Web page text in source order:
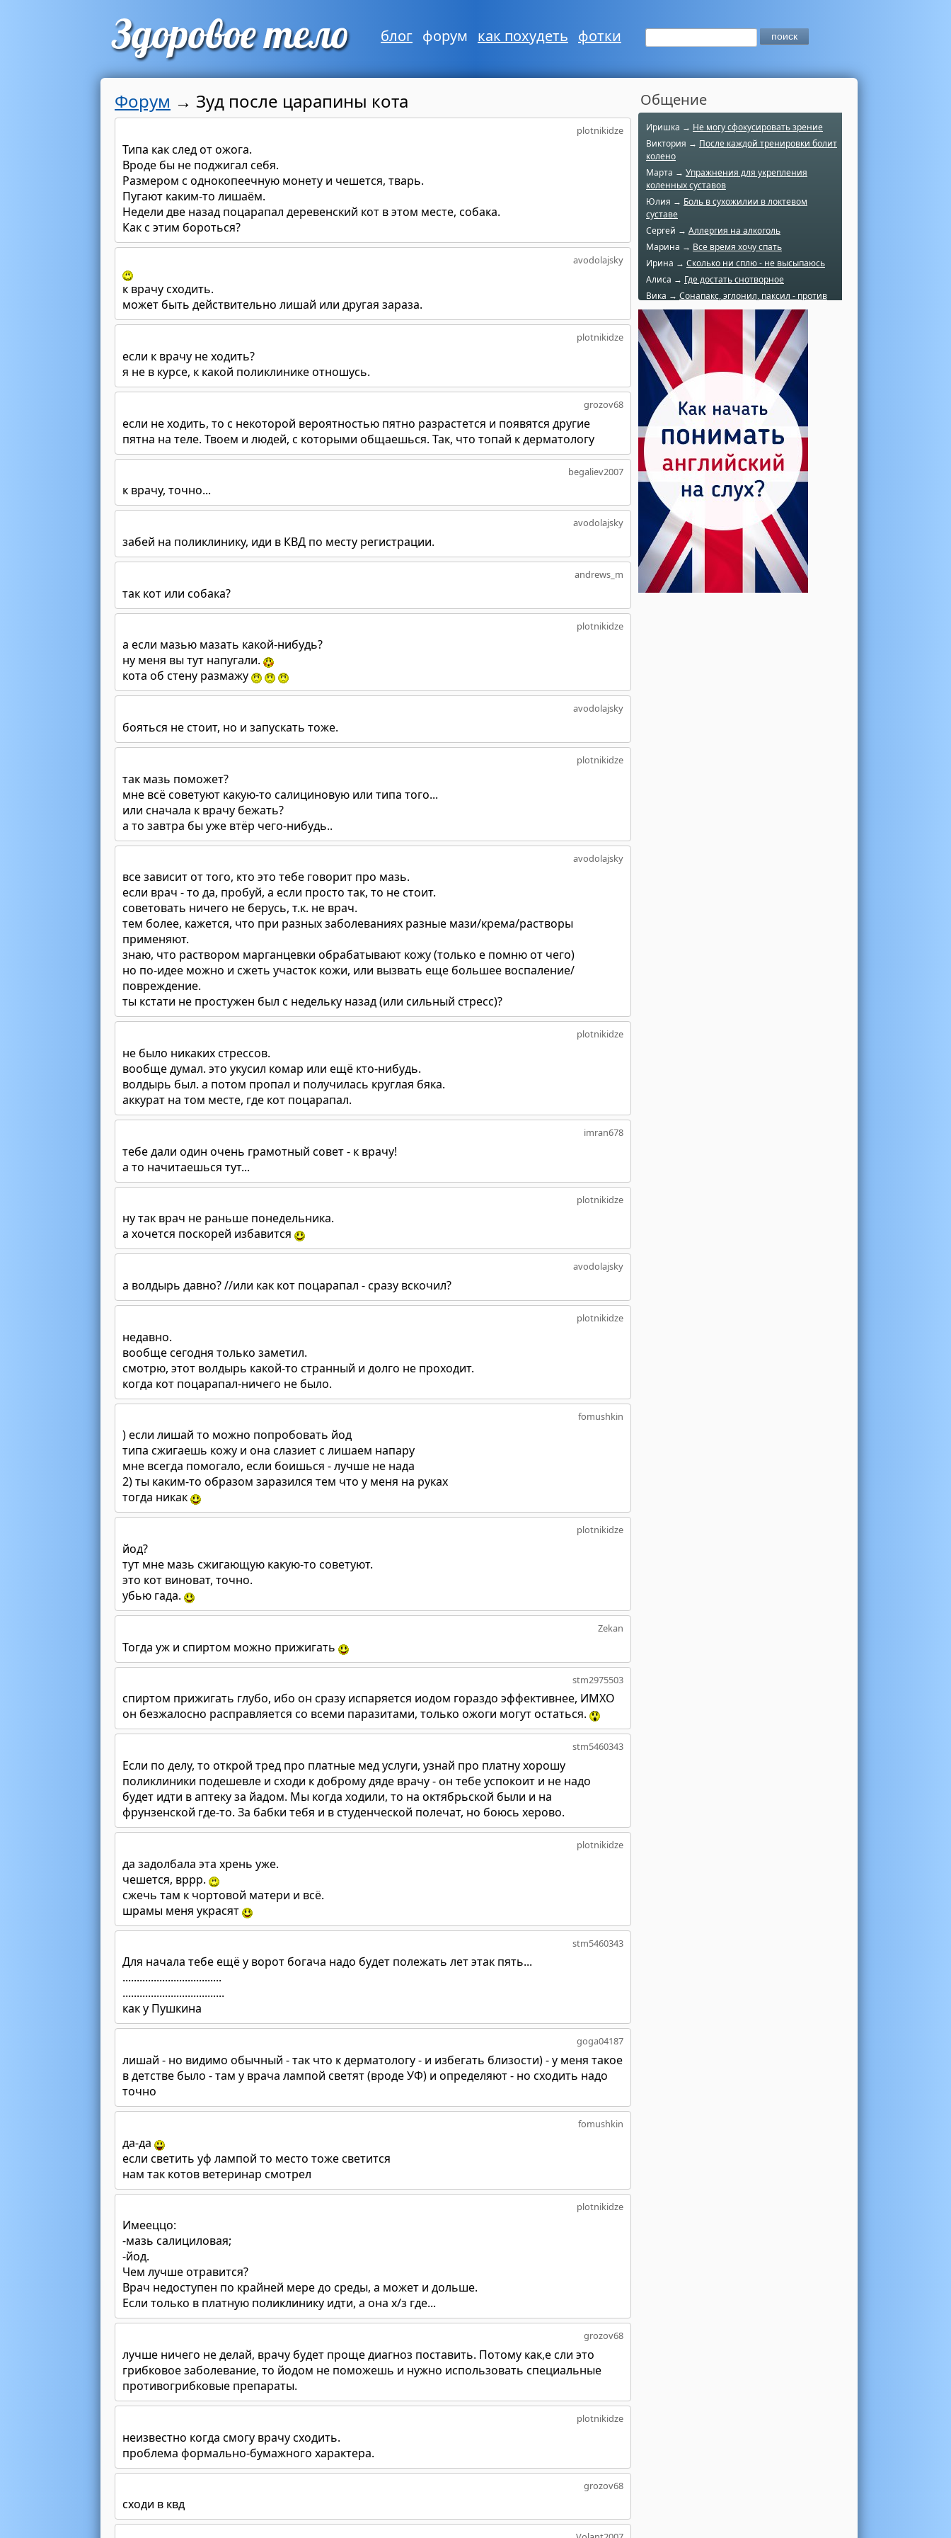
блог форум как похудеть фотки
Форум → Зуд после царапины кота
plotnikidze
Типа как след от ожога.
Вроде бы не поджигал себя.
Размером с однокопеечную монету и чешется, тварь.
Пугают каким-то лишаём.
Недели две назад поцарапал деревенский кот в этом месте, собака.
Как с этим бороться?
avodolajsky
к врачу сходить.
может быть действительно лишай или другая зараза.
plotnikidze
если к врачу не ходить?
я не в курсе, к какой поликлинике отношусь.
grozov68
если не ходить, то с некоторой вероятностью пятно разрастется и появятся другие
пятна на теле. Твоем и людей, с которыми общаешься. Так, что топай к дерматологу
begaliev2007
к врачу, точно...
avodolajsky
забей на поликлинику, иди в КВД по месту регистрации.
andrews_m
так кот или собака?
plotnikidze
а если мазью мазать какой-нибудь?
ну меня вы тут напугали.
кота об стену размажу
avodolajsky
бояться не стоит, но и запускать тоже.
plotnikidze
так мазь поможет?
мне всё советуют какую-то салициновую или типа того...
или сначала к врачу бежать?
а то завтра бы уже втёр чего-нибудь..
avodolajsky
все зависит от того, кто это тебе говорит про мазь.
если врач - то да, пробуй, а если просто так, то не стоит.
советовать ничего не берусь, т.к. не врач.
тем более, кажется, что при разных заболеваниях разные мази/крема/растворы
применяют.
знаю, что раствором марганцевки обрабатывают кожу (только е помню от чего)
но по-идее можно и сжеть участок кожи, или вызвать еще большее воспаление/
повреждение.
ты кстати не простужен был с недельку назад (или сильный стресс)?
plotnikidze
не было никаких стрессов.
вообще думал. это укусил комар или ещё кто-нибудь.
волдырь был. а потом пропал и получилась круглая бяка.
аккурат на том месте, где кот поцарапал.
imran678
тебе дали один очень грамотный совет - к врачу!
а то начитаешься тут...
plotnikidze
ну так врач не раньше понедельника.
а хочется поскорей избавится
avodolajsky
а волдырь давно? //или как кот поцарапал - сразу вскочил?
plotnikidze
недавно.
вообще сегодня только заметил.
смотрю, этот волдырь какой-то странный и долго не проходит.
когда кот поцарапал-ничего не было.
fomushkin
) если лишай то можно попробовать йод
типа сжигаешь кожу и она слазиет с лишаем напару
мне всегда помогало, если боишься - лучше не нада
2) ты каким-то образом заразился тем что у меня на руках
тогда никак
plotnikidze
йод?
тут мне мазь сжигающую какую-то советуют.
это кот виноват, точно.
убью гада.
Zekan
Тогда уж и спиртом можно прижигать
stm2975503
спиртом прижигать глубо, ибо он сразу испаряется иодом гораздо эффективнее, ИМХО
он безжалосно расправляется со всеми паразитами, только ожоги могут остаться.
stm5460343
Если по делу, то открой тред про платные мед услуги, узнай про платну хорошу
поликлиники подешевле и сходи к доброму дяде врачу - он тебе успокоит и не надо
будет идти в аптеку за йадом. Мы когда ходили, то на октябрьской были и на
фрунзенской где-то. За бабки тебя и в студенческой полечат, но боюсь херово.
plotnikidze
да задолбала эта хрень уже.
чешется, вррр.
сжечь там к чортовой матери и всё.
шрамы меня украсят
stm5460343
Для начала тебе ещё у ворот богача надо будет полежать лет этак пять...
...................................
....................................
как у Пушкина
goga04187
лишай - но видимо обычный - так что к дерматологу - и избегать близости) - у меня такое
в детстве было - там у врача лампой светят (вроде УФ) и определяют - но сходить надо
точно
fomushkin
да-да
если светить уф лампой то место тоже светится
нам так котов ветеринар смотрел
plotnikidze
Имееццо:
-мазь салициловая;
-йод.
Чем лучше отравится?
Врач недоступен по крайней мере до среды, а может и дольше.
Если только в платную поликлинику идти, а она х/з где...
grozov68
лучше ничего не делай, врачу будет проще диагноз поставить. Потому как,е сли это
грибковое заболевание, то йодом не поможешь и нужно использовать специальные
противогрибковые препараты.
plotnikidze
неизвестно когда смогу врачу сходить.
проблема формально-бумажного характера.
grozov68
сходи в квд
Общение
Иришка → Не могу сфокусировать зрение
Виктория → После каждой тренировки болит
колено
Марта → Упражнения для укрепления
коленных суставов
Юлия → Боль в сухожилии в локтевом
суставе
Сергей → Аллергия на алкоголь
Марина → Все время хочу спать
Ирина → Сколько ни сплю - не высыпаюсь
Алиса → Где достать снотворное
Вика → Сонапакс, эглонил, паксил - против
чего?
Катерина →
Боль в колене при нагрузке
Алла →Болят коленные суставы
Паша Щ. →
Боль в коленной чашечке
Ульяна Ф. →Болят и хрустят колени
Артемов Иван →
Болит и опухло колено
Чернов Игорь →Болят суставы при занятиях
спортом